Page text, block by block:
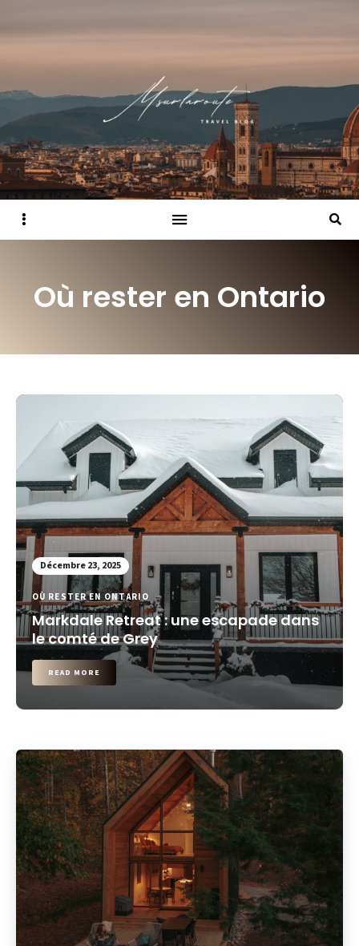
Sidebar
Où rester en Ontario
Décembre 23, 2025
OÙ RESTER EN ONTARIO
Markdale Retreat : une escapade dans
le comté de Grey
READ MORE